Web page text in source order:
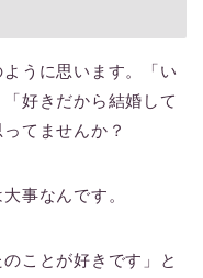
うに思います。「い
好きだから結婚して
てませんか？
事なんです。
ことが好きです」と